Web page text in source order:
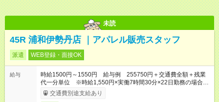
未読
45R 浦和伊勢丹店 ｜アパレル販売スタッフ
派遣 WEB登録・面接OK
給与
時給1500円～1550円 給与例 255750円＋交通費全額＋残業
代一分単位 ※時給1,550円×実働7時間30分×22日勤務の場合。
お時給は一例です。ご経験により異なります。
交通費別途支給あり